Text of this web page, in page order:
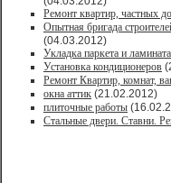
Ремонт квартир, частных
Опытная бригада
(04.03.2012)
Укладка паркета и ламината
Установка кондиционеров
Ремонт Квартир, комнат,
окна аттик (21.02.2012)
плиточные работы
Стальные двери. Ставни.